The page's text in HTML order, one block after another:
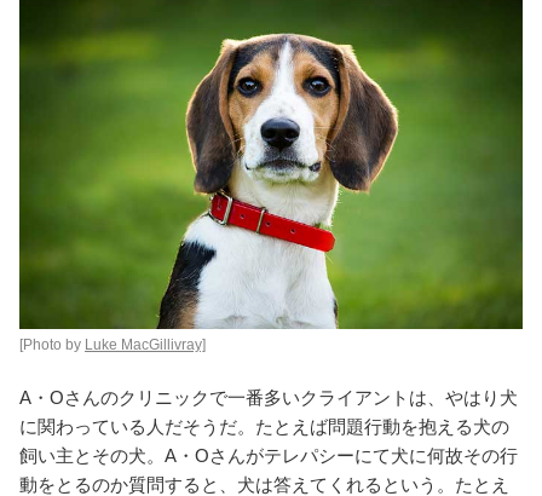
[Photo by Luke MacGillivray]
A・Oさんのクリニックで一番多いクライアントは、やはり犬
に関わっている人だそうだ。たとえば問題行動を抱える犬の
飼い主とその犬。A・Oさんがテレパシーにて犬に何故その行
動をとるのか質問すると、犬は答えてくれるという。たとえ